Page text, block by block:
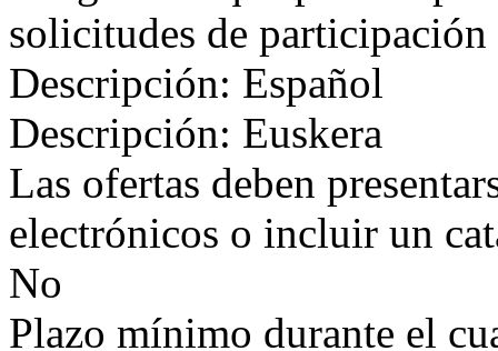
solicitudes de participación
Descripción: Español
Descripción: Euskera
Las ofertas deben
electrónicos o incluir un
No
Plazo mínimo durante el